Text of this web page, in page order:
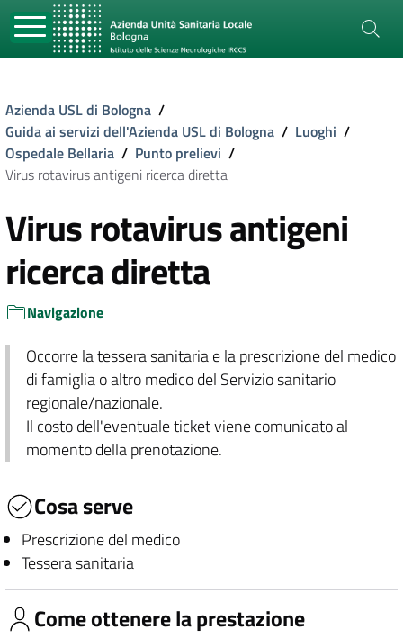
Azienda USL di Bologna /
Guida ai servizi dell'Azienda USL di Bologna / Luoghi /
Ospedale Bellaria / Punto prelievi /
Virus rotavirus antigeni ricerca diretta
Virus rotavirus antigeni
ricerca diretta
Navigazione
Occorre la tessera sanitaria e la prescrizione del medico
di famiglia o altro medico del Servizio sanitario
regionale/nazionale.
Il costo dell'eventuale ticket viene comunicato al
momento della prenotazione.
Cosa serve
Prescrizione del medico
Tessera sanitaria
Come ottenere la prestazione